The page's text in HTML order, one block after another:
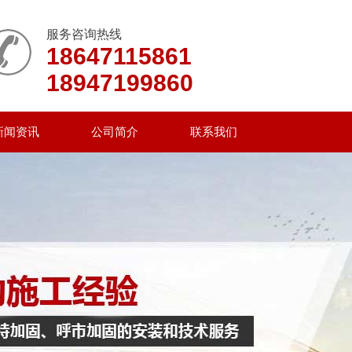
服务咨询热线
18647115861
18947199860
闻资讯 公司简介 联系我们